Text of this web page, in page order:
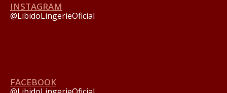
INSTAGRAM
@LibidoLingerieOficial
FACEBOOK